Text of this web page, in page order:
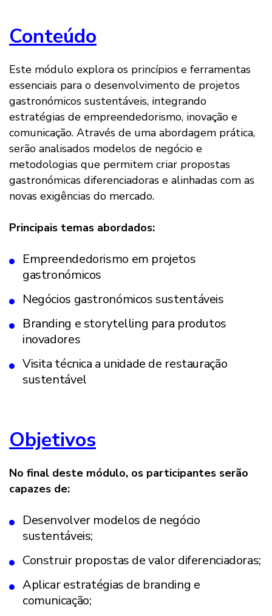
Conteúdo
Este módulo explora os princípios e ferramentas
essenciais para o desenvolvimento de projetos
gastronómicos sustentáveis, integrando
estratégias de empreendedorismo, inovação e
comunicação. Através de uma abordagem prática,
serão analisados modelos de negócio e
metodologias que permitem criar propostas
gastronómicas diferenciadoras e alinhadas com as
novas exigências do mercado.
Principais temas abordados:
Empreendedorismo em projetos
gastronómicos
Negócios gastronómicos sustentáveis
Branding e storytelling para produtos
inovadores
Visita técnica a unidade de restauração
sustentável
Objetivos
No final deste módulo, os participantes serão
capazes de:
Desenvolver modelos de negócio
sustentáveis;
Construir propostas de valor diferenciadoras;
Aplicar estratégias de branding e
comunicação;